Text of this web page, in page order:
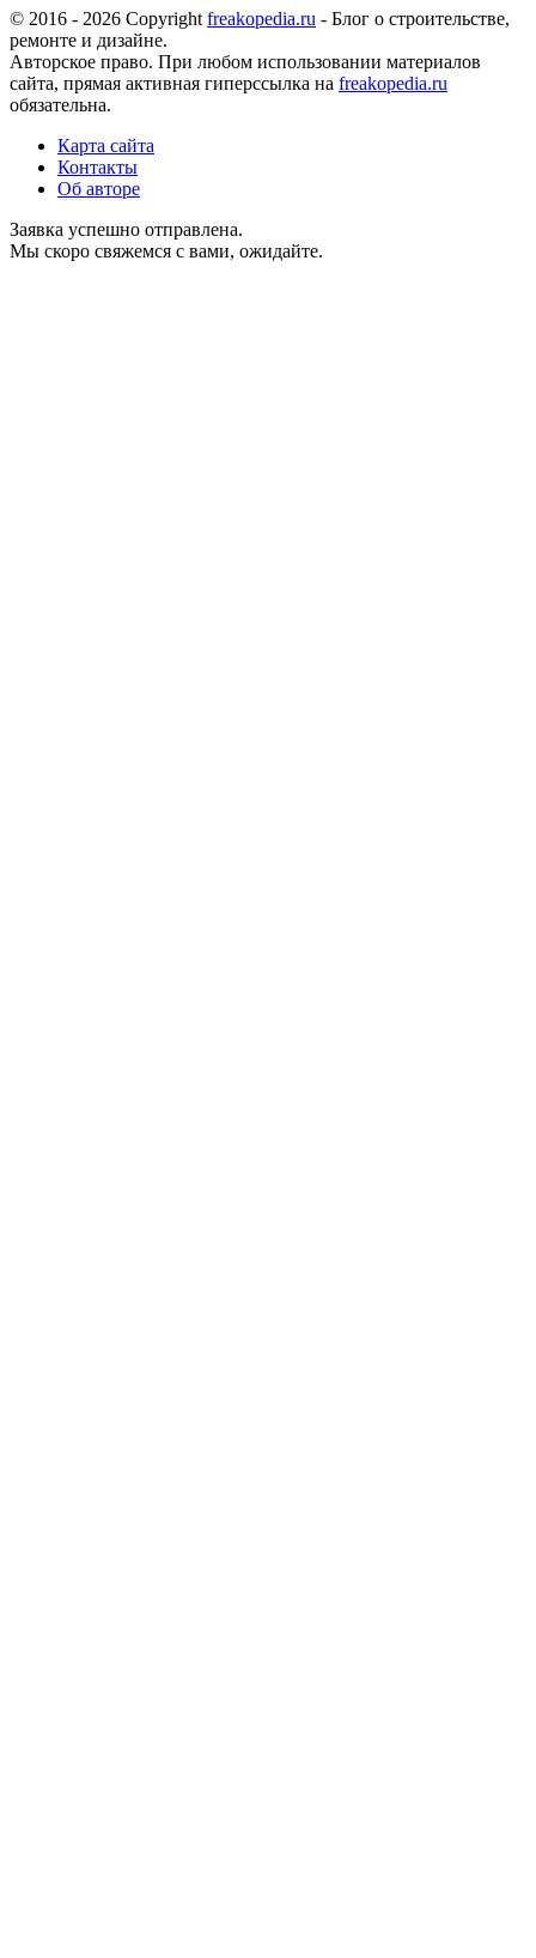
© 2016 - 2026 Copyright freakopedia.ru - Блог о строительстве,
ремонте и дизайне.
Авторское право. При любом использовании материалов
сайта, прямая активная гиперссылка на freakopedia.ru
обязательна.
Карта сайта
Контакты
Об авторе
Заявка успешно отправлена.
Мы скоро свяжемся с вами, ожидайте.